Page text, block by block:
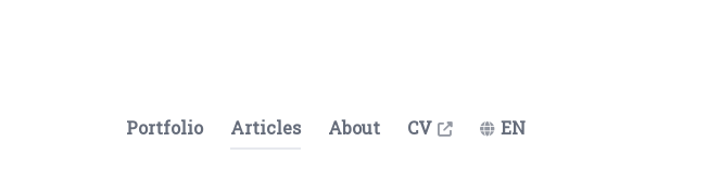
Portfolio Articles About CV EN